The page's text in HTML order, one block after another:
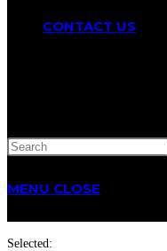
CONTACT US
WEBSITE
SEARCH
MENU CLOSE
Selected: